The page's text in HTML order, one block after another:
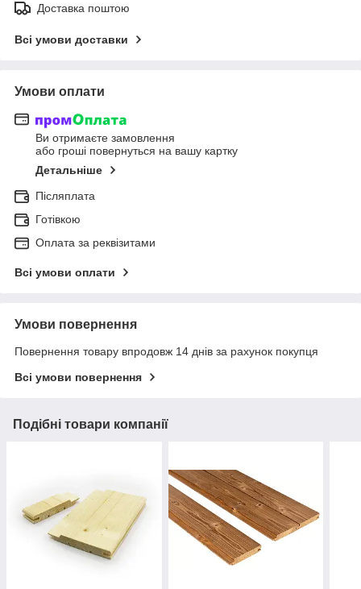
Доставка поштою
Всі умови доставки
Умови оплати
Ви отримаєте замовлення
або гроші повернуться на вашу картку
Детальніше
Післяплата
Готівкою
Оплата за реквізитами
Всі умови оплати
Умови повернення
Повернення товару впродовж 14 днів за рахунок покупця
Всі умови повернення
Подібні товари компанії